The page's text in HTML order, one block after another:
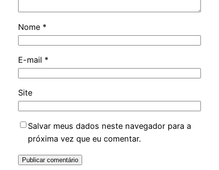
Nome *
E-mail *
Site
Salvar meus dados neste navegador para a
próxima vez que eu comentar.